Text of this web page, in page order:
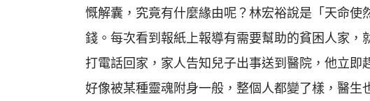
慨解囊，究竟有什麼緣由呢？林宏裕說是「天命
錢。每次看到報紙上報導有需要幫助的貧困人家，
打電話回家，家人告知兒子出事送到醫院，他立即
好像被某種靈魂附身一般，整個人都變了樣，醫